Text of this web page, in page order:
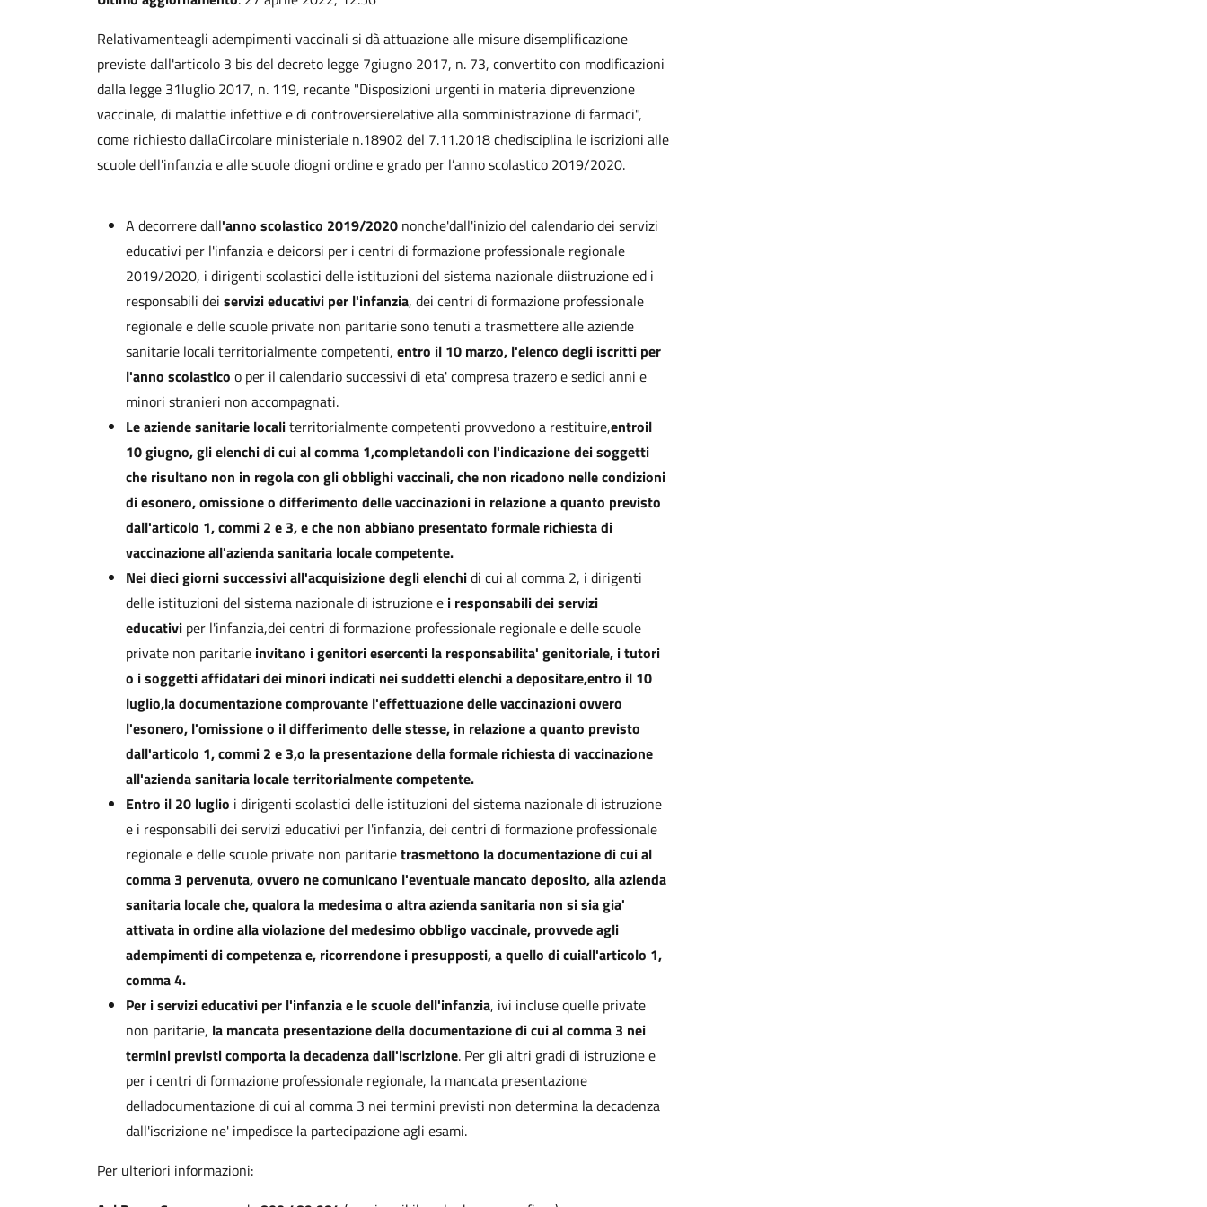
Relativamenteagli adempimenti vaccinali si dà attuazione alle misure disemplificazione
previste dall'articolo 3 bis del decreto legge 7giugno 2017, n. 73, convertito con modificazioni
dalla legge 31luglio 2017, n. 119, recante "Disposizioni urgenti in materia diprevenzione
vaccinale, di malattie infettive e di controversierelative alla somministrazione di farmaci",
come richiesto dallaCircolare ministeriale n.18902 del 7.11.2018 chedisciplina le iscrizioni alle
scuole dell'infanzia e alle scuole diogni ordine e grado per l’anno scolastico 2019/2020.
A decorrere dall'anno scolastico 2019/2020 nonche'dall'inizio del calendario dei servizi
educativi per l'infanzia e deicorsi per i centri di formazione professionale regionale
2019/2020, i dirigenti scolastici delle istituzioni del sistema nazionale diistruzione ed i
responsabili dei servizi educativi per l'infanzia, dei centri di formazione professionale
regionale e delle scuole private non paritarie sono tenuti a trasmettere alle aziende
sanitarie locali territorialmente competenti, entro il 10 marzo, l'elenco degli iscritti per
l'anno scolastico o per il calendario successivi di eta' compresa trazero e sedici anni e
minori stranieri non accompagnati.
Le aziende sanitarie localiterritorialmente competenti provvedono a restituire,entroil
10 giugno, gli elenchi di cui al comma 1,completandoli con l'indicazione dei soggetti
che risultano non in regola con gli obblighi vaccinali, che non ricadono nelle condizioni
di esonero, omissione o differimento delle vaccinazioni in relazione a quanto previsto
dall'articolo 1, commi 2 e 3, e che non abbiano presentato formale richiesta di
vaccinazione all'azienda sanitaria locale competente.
Nei dieci giorni successivi all'acquisizione degli elenchidi cui al comma 2, i dirigenti
delle istituzioni del sistema nazionale di istruzione e i responsabili dei servizi
educativi per l'infanzia,dei centri di formazione professionale regionale e delle scuole
private non paritarie invitano i genitori esercenti la responsabilita' genitoriale, i tutori
o i soggetti affidatari dei minori indicati nei suddetti elenchi a depositare,entro il 10
luglio,la documentazione comprovante l'effettuazione delle vaccinazioni ovvero
l'esonero, l'omissione o il differimento delle stesse, in relazione a quanto previsto
dall'articolo 1, commi 2 e 3,o la presentazione della formale richiesta di vaccinazione
all'azienda sanitaria locale territorialmente competente.
Entro il 20 luglio i dirigenti scolastici delle istituzioni del sistema nazionale di istruzione
e i responsabili dei servizi educativi per l'infanzia, dei centri di formazione professionale
regionale e delle scuole private non paritarietrasmettono la documentazione di cui al
comma 3 pervenuta,ovvero ne comunicano l'eventuale mancato deposito, alla azienda
sanitaria locale che, qualora la medesima o altra azienda sanitaria non si sia gia'
attivata in ordine alla violazione del medesimo obbligo vaccinale, provvede agli
adempimenti di competenza e, ricorrendone i presupposti, a quello di cuiall'articolo 1,
comma 4.
Per i servizi educativi per l'infanzia e le scuole dell'infanzia, ivi incluse quelle private
non paritarie, la mancata presentazione della documentazione di cui al comma 3 nei
termini previsti comporta la decadenza dall'iscrizione. Per gli altri gradi di istruzione e
per i centri di formazione professionale regionale, la mancata presentazione
delladocumentazione di cui al comma 3 nei termini previsti non determina la decadenza
dall'iscrizione ne' impedisce la partecipazione agli esami.
Per ulteriori informazioni: